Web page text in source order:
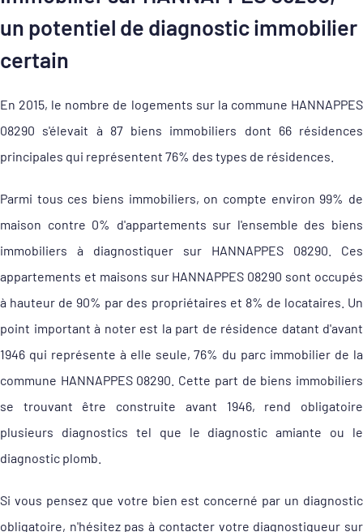
un potentiel de diagnostic immobilier
certain
En 2015, le nombre de logements sur la commune HANNAPPES
08290 s'élevait à 87 biens immobiliers dont 66 résidences
principales qui représentent 76% des types de résidences.
Parmi tous ces biens immobiliers, on compte environ 99% de
maison contre 0% d'appartements sur l'ensemble des biens
immobiliers à diagnostiquer sur HANNAPPES 08290. Ces
appartements et maisons sur HANNAPPES 08290 sont occupés
à hauteur de 90% par des propriétaires et 8% de locataires. Un
point important à noter est la part de résidence datant d'avant
1946 qui représente à elle seule, 76% du parc immobilier de la
commune HANNAPPES 08290. Cette part de biens immobiliers
se trouvant être construite avant 1946, rend obligatoire
plusieurs diagnostics tel que le diagnostic amiante ou le
diagnostic plomb.
Si vous pensez que votre bien est concerné par un diagnostic
obligatoire, n'hésitez pas à contacter votre diagnostiqueur sur